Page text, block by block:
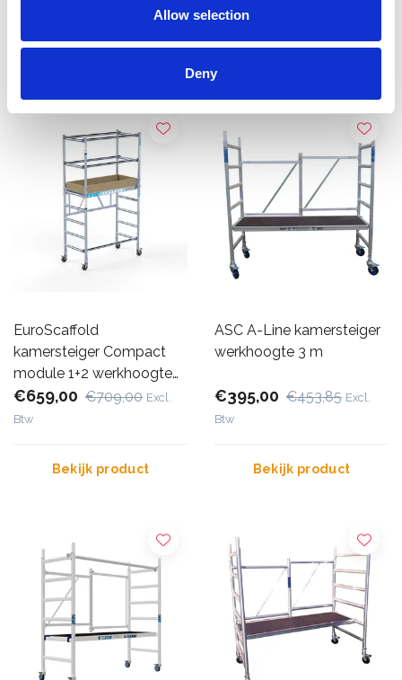
Allow selection
Deny
Btw
EuroScaffold
kamersteiger Compact
module 1+2 werkhoogte
3,5 m
€659,00 €709,00 Excl.
Btw
Bekijk product
ASC A-Line kamersteiger
werkhoogte 3 m
€395,00 €453,85 Excl.
Btw
Bekijk product